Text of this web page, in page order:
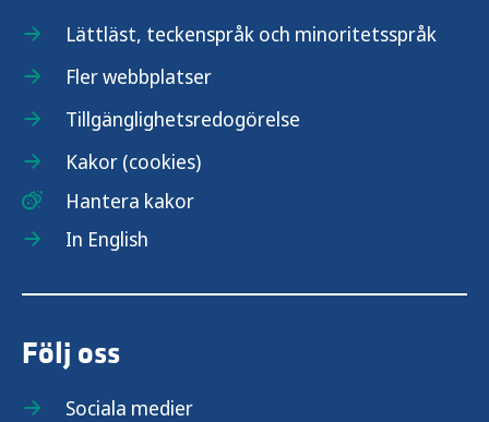
Lättläst, teckenspråk och minoritetsspråk
Fler webbplatser
Tillgänglighetsredogörelse
Kakor (cookies)
Hantera kakor
In English
Följ oss
Sociala medier